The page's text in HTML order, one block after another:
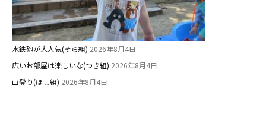
水鉄砲が大人気(そら組) 2026年8月4日
広いお部屋は楽しいな(つき組) 2026年8月4日
山登り(ほし組) 2026年8月4日